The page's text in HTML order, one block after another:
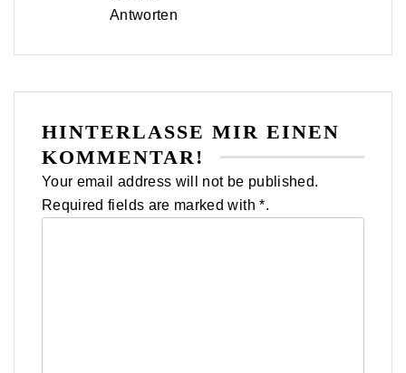
Antworten
HINTERLASSE MIR EINEN
KOMMENTAR!
Your email address will not be published.
Required fields are marked with *.